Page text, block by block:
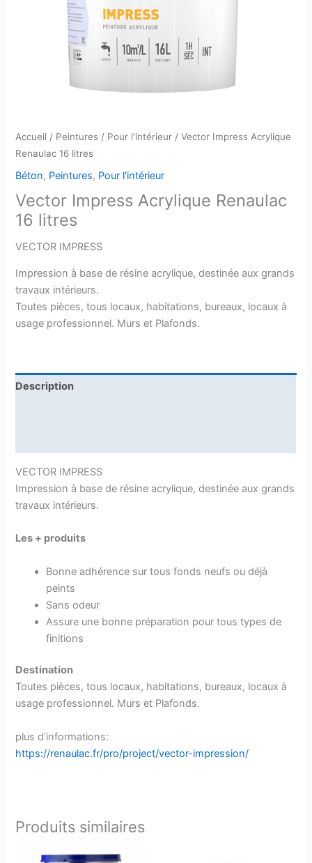
Accueil / Peintures / Pour l'intérieur / Vector Impress Acrylique
Renaulac 16 litres
Béton, Peintures, Pour l'intérieur
Vector Impress Acrylique Renaulac
16 litres
VECTOR IMPRESS
Impression à base de résine acrylique, destinée aux grands
travaux intérieurs.
Toutes pièces, tous locaux, habitations, bureaux, locaux à
usage professionnel. Murs et Plafonds.
Description
VECTOR IMPRESS
Impression à base de résine acrylique, destinée aux grands
travaux intérieurs.
Les + produits
Bonne adhérence sur tous fonds neufs ou déjà
peints
Sans odeur
Assure une bonne préparation pour tous types de
finitions
Destination
Toutes pièces, tous locaux, habitations, bureaux, locaux à
usage professionnel. Murs et Plafonds.
plus d’informations:
https://renaulac.fr/pro/project/vector-impression/
Produits similaires